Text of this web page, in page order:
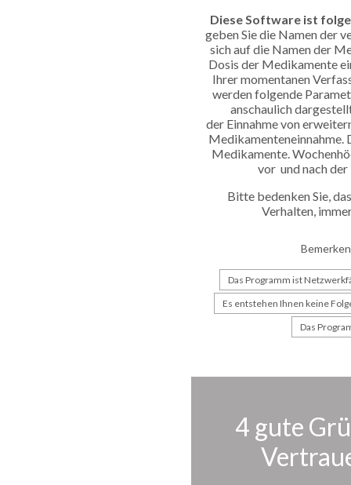
Diese Software ist
geben Sie die Namen der
sich auf die Namen der
Dosis der Medikamente
Ihrer momentanen
werden folgende
anschaulich
der Einnahme von
Medikamenteneinnahme.
Medikamente.
vor und nach
Bitte bedenken Sie,
Verhalten,
Das Programm ist
Es entstehen Ihnen keine
Das
4 gute